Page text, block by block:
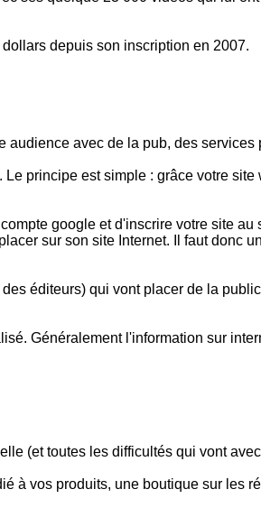
depuis son inscription en 2007.
avec de la pub, des
principe est simple : grâce votre
google et d'inscrire votre site
sur son site Internet. Il faut donc
éditeurs) qui vont placer de la
Généralement l'information sur
(et toutes les difficultés qui vont
à vos produits, une boutique sur les